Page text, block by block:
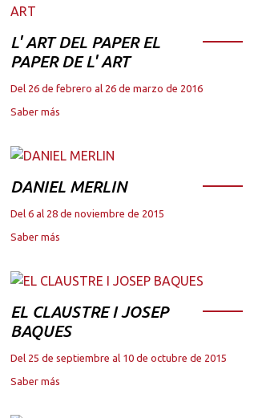
L' ART DEL PAPER EL
PAPER DE L' ART
Del 26 de febrero al 26 de marzo de 2016
Saber más
DANIEL MERLIN
Del 6 al 28 de noviembre de 2015
Saber más
EL CLAUSTRE I JOSEP
BAQUES
Del 25 de septiembre al 10 de octubre de 2015
Saber más